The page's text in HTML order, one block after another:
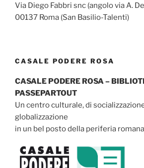
Via Diego Fabbri snc (angolo via A.
00137 Roma (San Basilio-Talenti)
CASALE PODERE ROSA
CASALE PODERE ROSA –
PASSEPARTOUT
Un centro culturale, di
globalizzazione
in un bel posto della periferia